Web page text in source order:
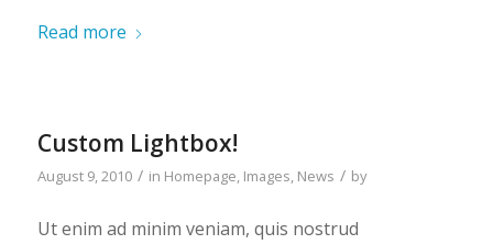
Read more
Custom Lightbox!
August 9, 2010 / in Homepage, Images, News / by
Ut enim ad minim veniam, quis nostrud